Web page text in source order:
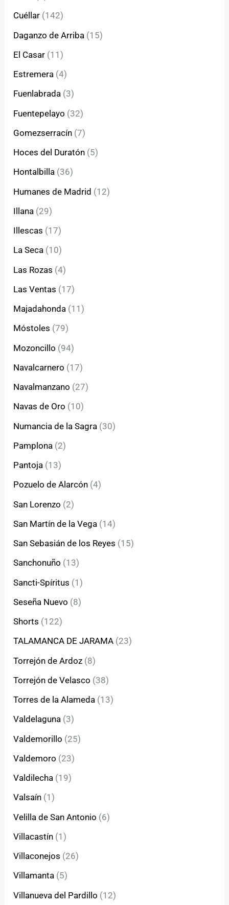
Cuéllar (142)
Daganzo de Arriba (15)
El Casar (11)
Estremera (4)
Fuenlabrada (3)
Fuentepelayo (32)
Gomezserracín (7)
Hoces del Duratón (5)
Hontalbilla (36)
Humanes de Madrid (12)
Illana (29)
Illescas (17)
La Seca (10)
Las Rozas (4)
Las Ventas (17)
Majadahonda (11)
Móstoles (79)
Mozoncillo (94)
Navalcarnero (17)
Navalmanzano (27)
Navas de Oro (10)
Numancia de la Sagra (30)
Pamplona (2)
Pantoja (13)
Pozuelo de Alarcón (4)
San Lorenzo (2)
San Martín de la Vega (14)
San Sebasián de los Reyes (15)
Sanchonuño (13)
Sancti-Spíritus (1)
Seseña Nuevo (8)
Shorts (122)
TALAMANCA DE JARAMA (23)
Torrejón de Ardoz (8)
Torrejón de Velasco (38)
Torres de la Alameda (13)
Valdelaguna (3)
Valdemorillo (25)
Valdemoro (23)
Valdilecha (19)
Valsaín (1)
Velilla de San Antonio (6)
Villacastín (1)
Villaconejos (26)
Villamanta (5)
Villanueva del Pardillo (12)